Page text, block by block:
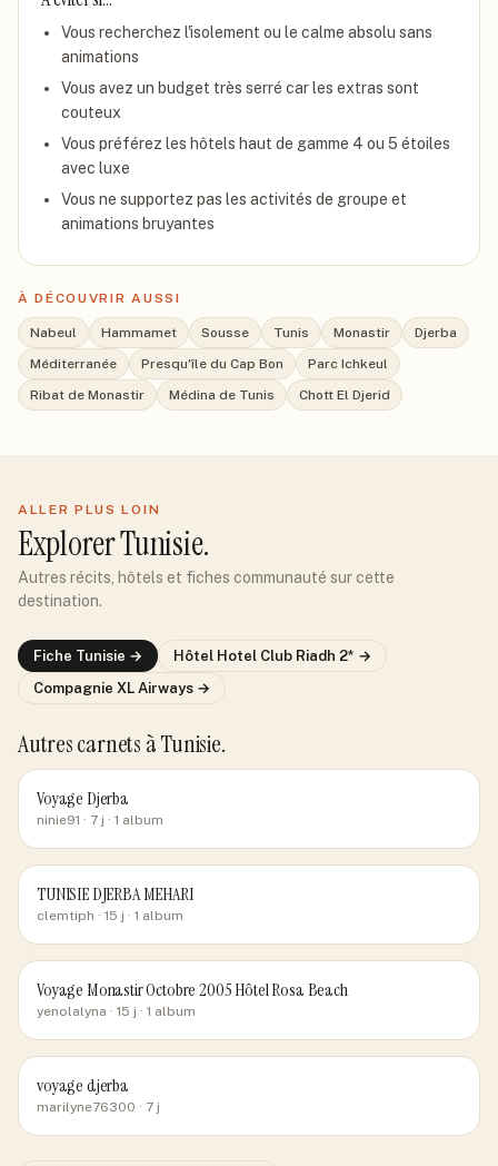
Vous recherchez l'isolement ou le calme absolu sans
animations
Vous avez un budget très serré car les extras sont
couteux
Vous préférez les hôtels haut de gamme 4 ou 5 étoiles
avec luxe
Vous ne supportez pas les activités de groupe et
animations bruyantes
À DÉCOUVRIR AUSSI
Nabeul Hammamet Sousse Tunis Monastir
Djerba
Méditerranée
Presqu'île du Cap Bon
Parc Ichkeul
Ribat de Monastir
Médina de Tunis Chott El Djerid
ALLER PLUS LOIN
ExplorerTunisie.
Autres récits, hôtels et fiches communauté sur cette
destination.
Fiche Tunisie → Hôtel Hotel Club Riadh 2* →
Compagnie XL Airways →
Autres carnets à Tunisie.
Voyage Djerba
ninie91 · 7 j · 1 album
TUNISIE DJERBA MEHARI
clemtiph · 15 j · 1 album
Voyage Monastir Octobre 2005 Hôtel Rosa Beach
yenolalyna · 15 j · 1 album
voyage djerba
marilyne76300 · 7 j